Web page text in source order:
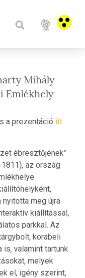
Mihály
Emlékhely
a prezentáció itt
ébresztőjének”
az ország
meg újra
kiállítással,
parkkal. Az
korabeli
valamint tartunk
melyek
el, igény szerint,